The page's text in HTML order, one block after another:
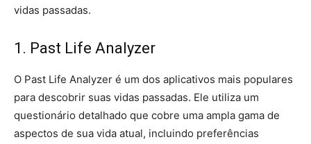
vidas passadas.
1. Past Life Analyzer
O Past Life Analyzer é um dos aplicativos mais populares
para descobrir suas vidas passadas. Ele utiliza um
questionário detalhado que cobre uma ampla gama de
aspectos de sua vida atual, incluindo preferências